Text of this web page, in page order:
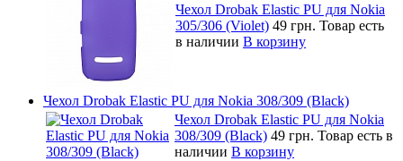
Чехол Drobak Elastic PU для Nokia
305/306 (Violet) 49 грн. Товар есть
в наличии В корзину
Чехол Drobak Elastic PU для Nokia 308/309 (Black)
Чехол Drobak Elastic PU для Nokia
308/309 (Black) 49 грн. Товар есть в
наличии В корзину